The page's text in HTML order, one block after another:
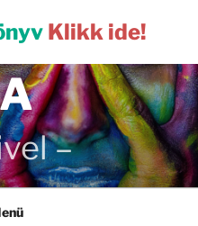
Klikk ide!
–